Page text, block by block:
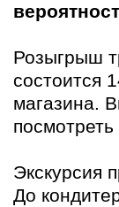
Розыгрыш
состоится
магазина.
Экскурсия
До